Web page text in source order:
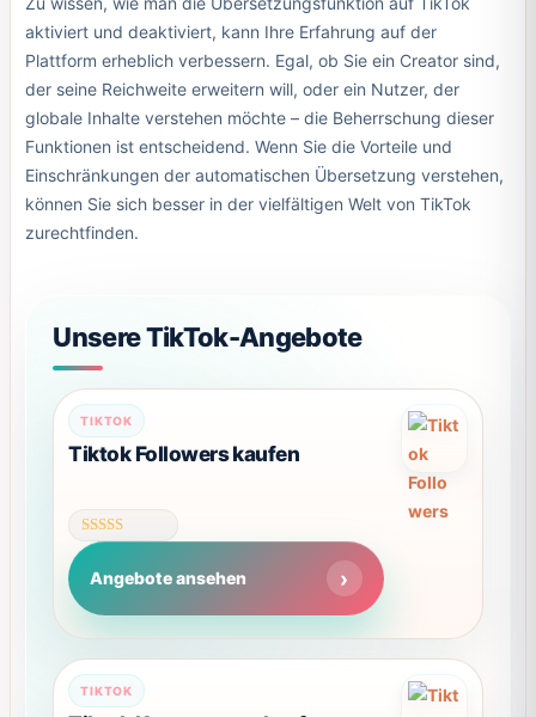
aktiviert und deaktiviert, kann Ihre Erfahrung auf der
Plattform erheblich verbessern. Egal, ob Sie ein Creator sind,
der seine Reichweite erweitern will, oder ein Nutzer, der
globale Inhalte verstehen möchte – die Beherrschung dieser
Funktionen ist entscheidend. Wenn Sie die Vorteile und
Einschränkungen der automatischen Übersetzung verstehen,
können Sie sich besser in der vielfältigen Welt von TikTok
zurechtfinden.
Unsere TikTok-Angebote
TIKTOK
Tiktok Followers kaufen
Bewertet
4.56
von 5
Angebote ansehen
Dieses
Produkt
Varianten
auf.
Die
Optionen
auf
der
TIKTOK